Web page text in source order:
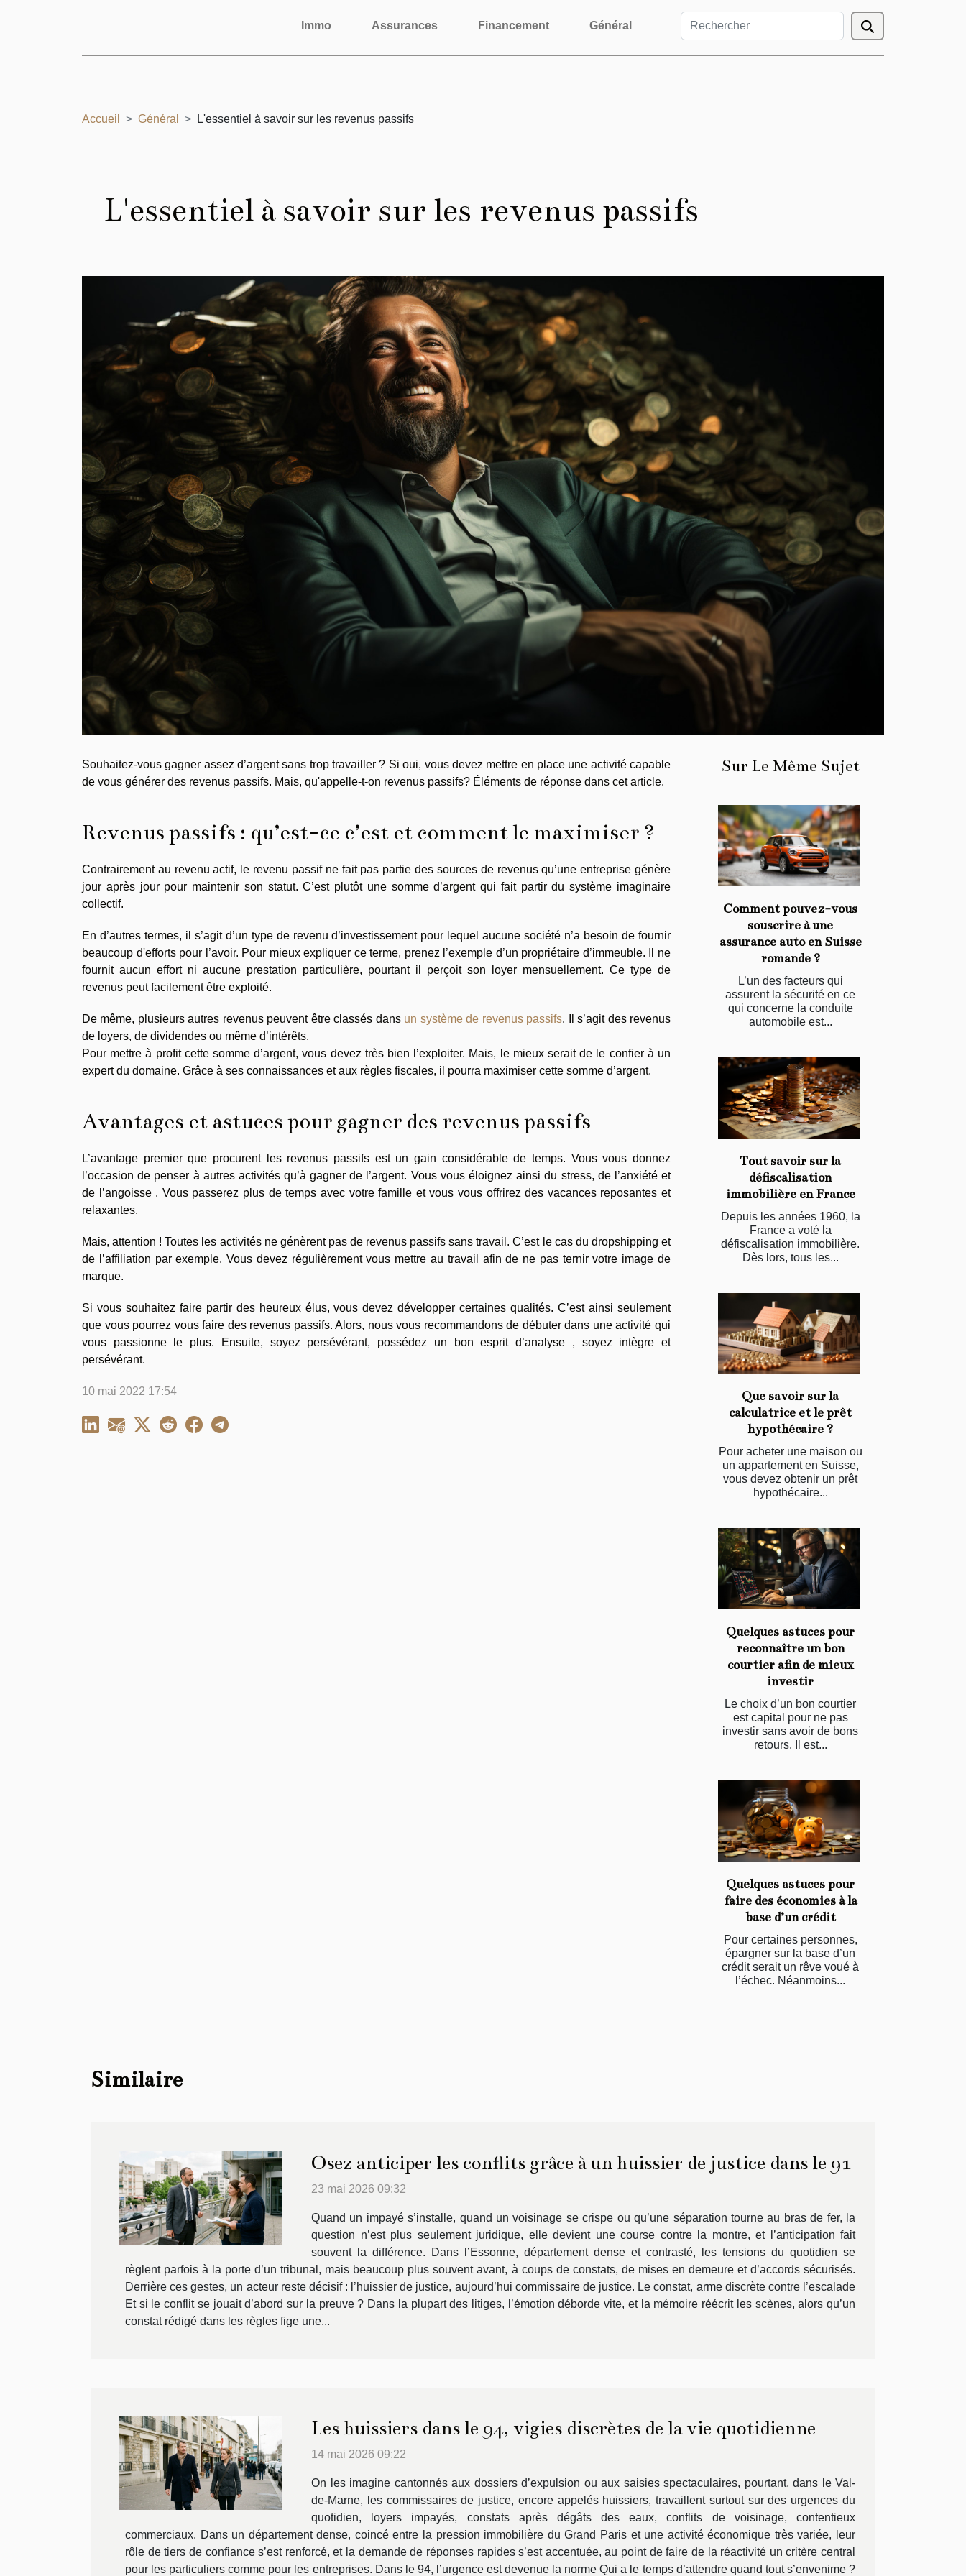
Immo Assurances Financement Général
Accueil Général L'essentiel à savoir sur les revenus passifs
L'essentiel à savoir sur les revenus passifs
Souhaitez-vous gagner assez d’argent sans trop travailler ? Si oui, vous devez mettre en place une activité capable
de vous générer des revenus passifs. Mais, qu'appelle-t-on revenus passifs? Éléments de réponse dans cet article.
Revenus passifs : qu’est-ce c’est et comment le maximiser ?
Contrairement au revenu actif, le revenu passif ne fait pas partie des sources de revenus qu’une entreprise génère
jour après jour pour maintenir son statut. C’est plutôt une somme d’argent qui fait partir du système imaginaire
collectif.
En d’autres termes, il s’agit d’un type de revenu d’investissement pour lequel aucune société n’a besoin de fournir
beaucoup d'efforts pour l’avoir. Pour mieux expliquer ce terme, prenez l’exemple d’un propriétaire d’immeuble. Il ne
fournit aucun effort ni aucune prestation particulière, pourtant il perçoit son loyer mensuellement. Ce type de
revenus peut facilement être exploité.
De même, plusieurs autres revenus peuvent être classés dans un système de revenus passifs. Il s’agit des revenus
de loyers, de dividendes ou même d’intérêts.
Pour mettre à profit cette somme d’argent, vous devez très bien l’exploiter. Mais, le mieux serait de le confier à un
expert du domaine. Grâce à ses connaissances et aux règles fiscales, il pourra maximiser cette somme d’argent.
Avantages et astuces pour gagner des revenus passifs
L’avantage premier que procurent les revenus passifs est un gain considérable de temps. Vous vous donnez
l’occasion de penser à autres activités qu’à gagner de l’argent. Vous vous éloignez ainsi du stress, de l’anxiété et
de l’angoisse . Vous passerez plus de temps avec votre famille et vous vous offrirez des vacances reposantes et
relaxantes.
Mais, attention ! Toutes les activités ne génèrent pas de revenus passifs sans travail. C’est le cas du dropshipping et
de l’affiliation par exemple. Vous devez régulièrement vous mettre au travail afin de ne pas ternir votre image de
marque.
Si vous souhaitez faire partir des heureux élus, vous devez développer certaines qualités. C’est ainsi seulement
que vous pourrez vous faire des revenus passifs. Alors, nous vous recommandons de débuter dans une activité qui
vous passionne le plus. Ensuite, soyez persévérant, possédez un bon esprit d’analyse , soyez intègre et
persévérant.
10 mai 2022 17:54
Sur Le Même Sujet
Comment pouvez-vous
souscrire à une
assurance auto en Suisse
romande ?
L’un des facteurs qui
assurent la sécurité en ce
qui concerne la conduite
automobile est...
Tout savoir sur la
défiscalisation
immobilière en France
Depuis les années 1960, la
France a voté la
défiscalisation immobilière.
Dès lors, tous les...
Que savoir sur la
calculatrice et le prêt
hypothécaire ?
Pour acheter une maison ou
un appartement en Suisse,
vous devez obtenir un prêt
hypothécaire...
Quelques astuces pour
reconnaître un bon
courtier afin de mieux
investir
Le choix d’un bon courtier
est capital pour ne pas
investir sans avoir de bons
retours. Il est...
Quelques astuces pour
faire des économies à la
base d’un crédit
Pour certaines personnes,
épargner sur la base d’un
crédit serait un rêve voué à
l’échec. Néanmoins...
Similaire
Osez anticiper les conflits grâce à un huissier de justice dans le 91
23 mai 2026 09:32
Quand un impayé s’installe, quand un voisinage se crispe ou qu’une séparation tourne au bras de fer, la
question n’est plus seulement juridique, elle devient une course contre la montre, et l’anticipation fait
souvent la différence. Dans l’Essonne, département dense et contrasté, les tensions du quotidien se
règlent parfois à la porte d’un tribunal, mais beaucoup plus souvent avant, à coups de constats, de mises en demeure et d’accords sécurisés.
Derrière ces gestes, un acteur reste décisif : l’huissier de justice, aujourd’hui commissaire de justice. Le constat, arme discrète contre l’escalade
Et si le conflit se jouait d’abord sur la preuve ? Dans la plupart des litiges, l’émotion déborde vite, et la mémoire réécrit les scènes, alors qu’un
constat rédigé dans les règles fige une...
Les huissiers dans le 94, vigies discrètes de la vie quotidienne
14 mai 2026 09:22
On les imagine cantonnés aux dossiers d’expulsion ou aux saisies spectaculaires, pourtant, dans le Val-
de-Marne, les commissaires de justice, encore appelés huissiers, travaillent surtout sur des urgences du
quotidien, loyers impayés, constats après dégâts des eaux, conflits de voisinage, contentieux
commerciaux. Dans un département dense, coincé entre la pression immobilière du Grand Paris et une activité économique très variée, leur
rôle de tiers de confiance s’est renforcé, et la demande de réponses rapides s’est accentuée, au point de faire de la réactivité un critère central
pour les particuliers comme pour les entreprises. Dans le 94, l’urgence est devenue la norme Qui a le temps d’attendre quand tout s’envenime ?